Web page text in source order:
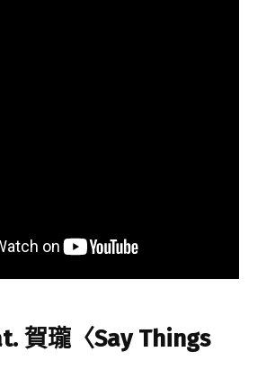
賀瓏〈Say Things